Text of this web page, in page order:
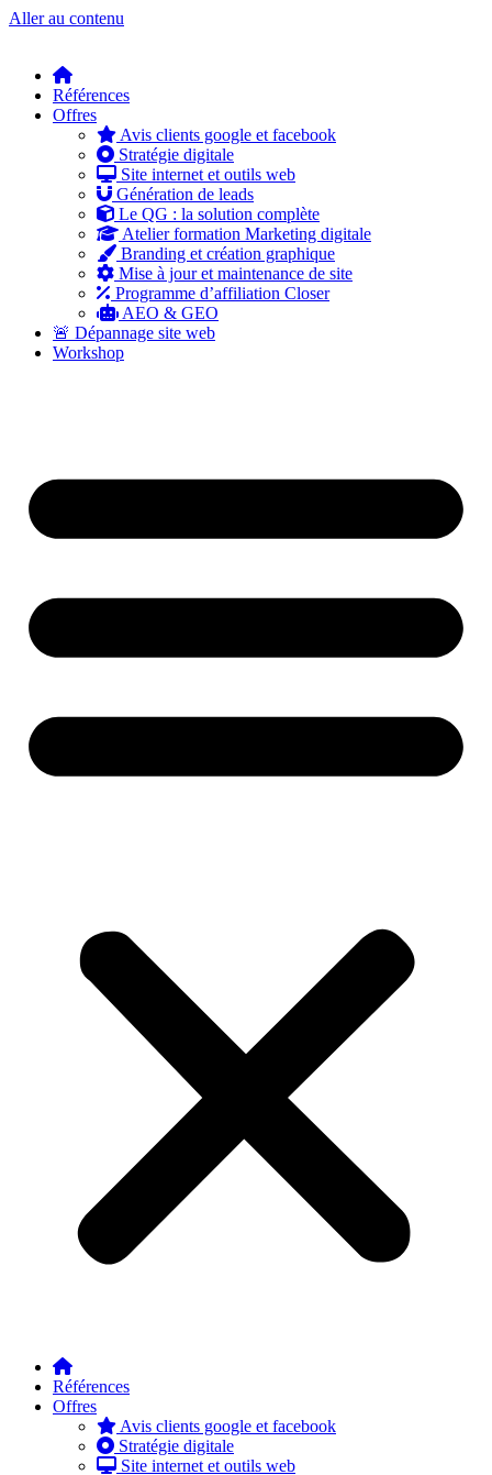
Aller au contenu
Références
Offres
Avis clients google et facebook
Stratégie digitale
Site internet et outils web
Génération de leads
Le QG : la solution complète
Atelier formation Marketing digitale
Branding et création graphique
Mise à jour et maintenance de site
Programme d’affiliation Closer
AEO & GEO
🚨 Dépannage site web
Workshop
Références
Offres
Avis clients google et facebook
Stratégie digitale
Site internet et outils web